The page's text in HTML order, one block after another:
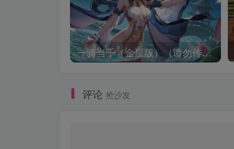
一骑当千（金屋版）（请勿传播宣传谢谢了，有点儿违禁）
评论 抢沙发